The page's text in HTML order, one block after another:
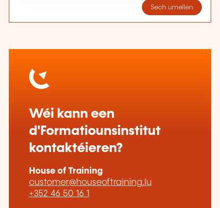
Sech umellen
Wéi kann een
d'Formatiounsinstitut
kontaktéieren?
House of Training
customer@houseoftraining.lu
+352 46 50 16 1